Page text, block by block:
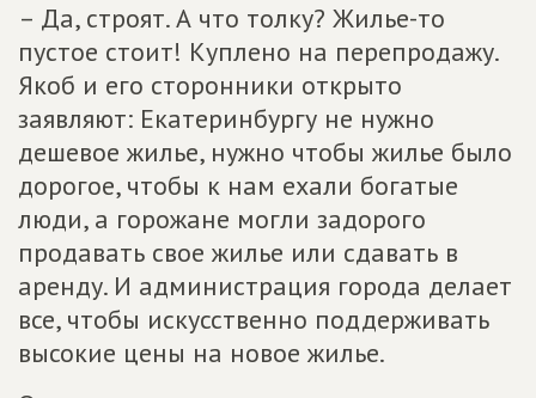
– Да, строят. А что толку? Жилье-то
пустое стоит! Куплено на перепродажу.
Якоб и его сторонники открыто
заявляют: Екатеринбургу не нужно
дешевое жилье, нужно чтобы жилье было
дорогое, чтобы к нам ехали богатые
люди, а горожане могли задорого
продавать свое жилье или сдавать в
аренду. И администрация города делает
все, чтобы искусственно поддерживать
высокие цены на новое жилье.